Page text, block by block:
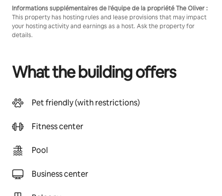
Informations supplémentaires de l'équipe de la propriété The Oliver :
This property has hosting rules and lease provisions that may impact
your hosting activity and earnings as a host. Ask the property for
details.
What the building offers
Pet friendly (with restrictions)
Fitness center
Pool
Business center